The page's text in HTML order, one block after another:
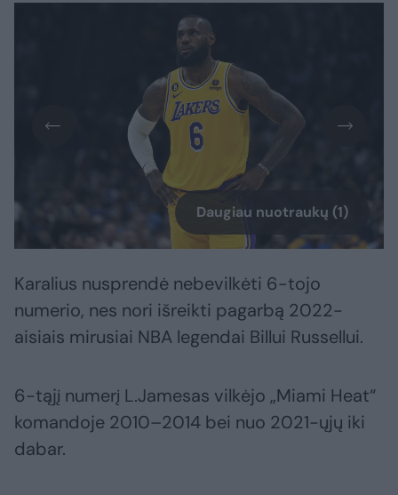
Daugiau nuotraukų (1)
Karalius nusprendė nebevilkėti 6-tojo
numerio, nes nori išreikti pagarbą 2022-
aisiais mirusiai NBA legendai Billui Russellui.
6-tąjį numerį L.Jamesas vilkėjo „Miami Heat“
komandoje 2010–2014 bei nuo 2021-ųjų iki
dabar.